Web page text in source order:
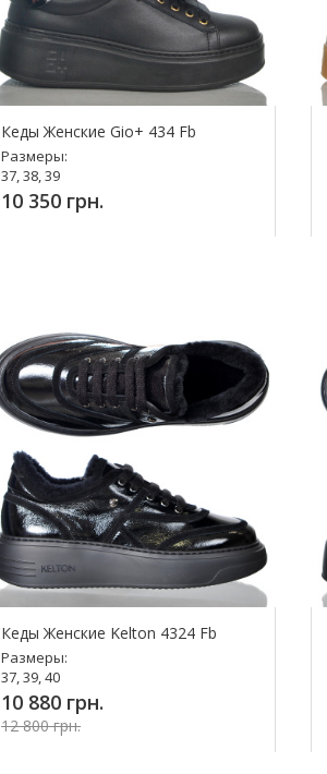
Кеды Женские Gio+ 434 Fb
Размеры:
37, 38, 39
10 350 грн.
Кеды Женские Kelton 4324 Fb
Размеры:
37, 39, 40
10 880 грн.
12 800 грн.